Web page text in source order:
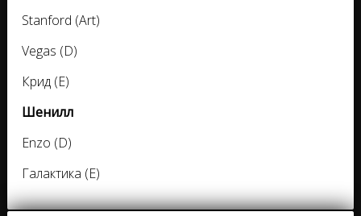
Stanford (Art)
Vegas (D)
Крид (E)
Шенилл
Enzo (D)
Галактика (E)